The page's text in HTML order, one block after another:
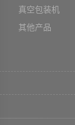
真空包装机
其他产品